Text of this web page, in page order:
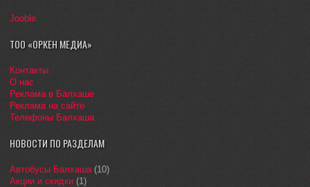
Jooble
ТОО «ОРКЕН МЕДИА»
Контакты
О нас
Реклама в Балхаше
Реклама на сайте
Телефоны Балхаша
НОВОСТИ ПО РАЗДЕЛАМ
Автобусы Балхаша(10)
Акции и скидки (1)